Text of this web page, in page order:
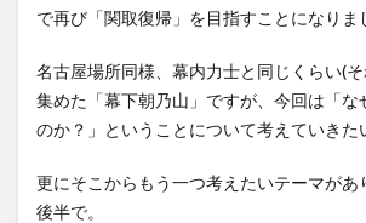
で再び「関取復帰」を目指すことになりま
名古屋場所同様、幕内力士と同じくらい(
集めた「幕下朝乃山」ですが、今回は「な
のか？」ということについて考えていきた
更にそこからもう一つ考えたいテーマがあ
後半で。